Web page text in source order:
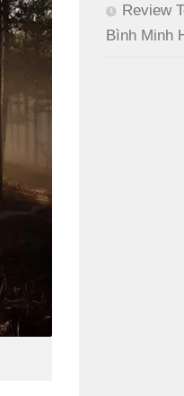
Review
Bình Minh